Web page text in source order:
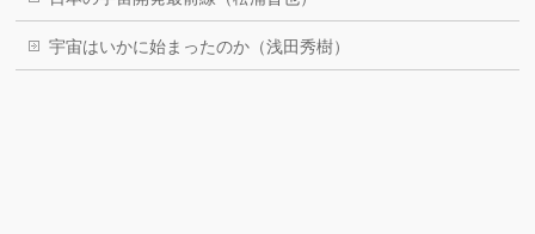
宇宙はいかに始まったのか（浅田秀樹）